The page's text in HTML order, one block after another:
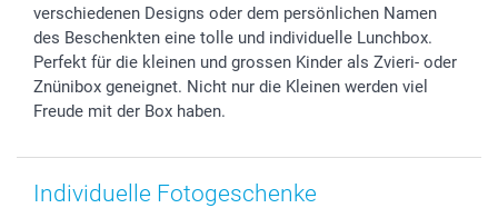
Widerrufsrecht
Zu allen Anlässen
Status der Bestellung
smartfriends
smartgarantie
smartbonus
verschiedenen Designs oder dem persönlichen Namen
des Beschenkten eine tolle und individuelle Lunchbox.
Perfekt für die kleinen und grossen Kinder als Zvieri- oder
Znünibox geneignet. Nicht nur die Kleinen werden viel
Freude mit der Box haben.
Individuelle Fotogeschenke